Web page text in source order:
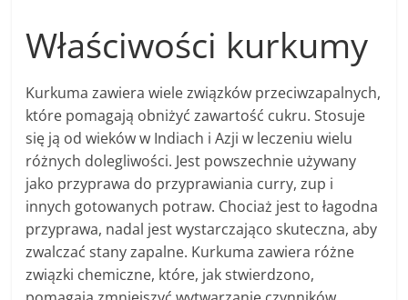
Właściwości kurkumy
Kurkuma zawiera wiele związków przeciwzapalnych,
które pomagają obniżyć zawartość cukru. Stosuje
się ją od wieków w Indiach i Azji w leczeniu wielu
różnych dolegliwości. Jest powszechnie używany
jako przyprawa do przyprawiania curry, zup i
innych gotowanych potraw. Chociaż jest to łagodna
przyprawa, nadal jest wystarczająco skuteczna, aby
zwalczać stany zapalne. Kurkuma zawiera różne
związki chemiczne, które, jak stwierdzono,